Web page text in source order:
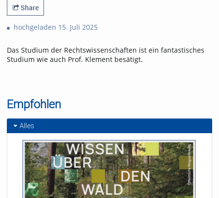
Share
hochgeladen 15. Juli 2025
Das Studium der Rechtswissenschaften ist ein fantastisches
Studium wie auch Prof. Klement besätigt.
Empfohlen
Alles